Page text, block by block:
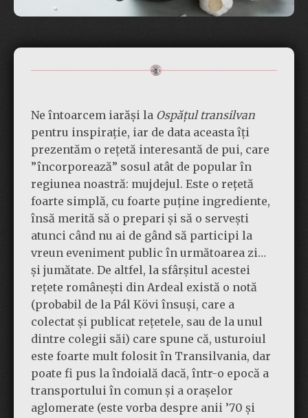
Ne întoarcem iarăși la Ospățul transilvan
pentru inspirație, iar de data aceasta îți
prezentăm o rețetă interesantă de pui, care
”încorporează” sosul atât de popular în
regiunea noastră: mujdejul. Este o rețetă
foarte simplă, cu foarte puține ingrediente,
însă merită să o prepari și să o servești
atunci când nu ai de gând să participi la
vreun eveniment public în următoarea zi…
și jumătate. De altfel, la sfârșitul acestei
rețete românești din Ardeal există o notă
(probabil de la Pál Kövi însuși, care a
colectat și publicat rețetele, sau de la unul
dintre colegii săi) care spune că, usturoiul
este foarte mult folosit în Transilvania, dar
poate fi pus la îndoială dacă, într-o epocă a
transportului în comun și a orașelor
aglomerate (este vorba despre anii ’70 și